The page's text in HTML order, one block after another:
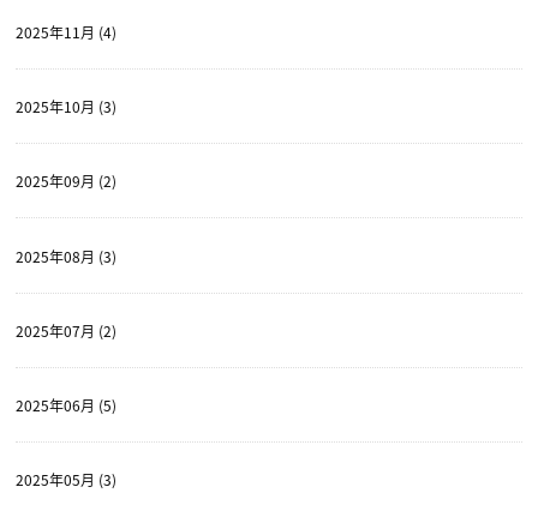
2025年11月 (4)
2025年10月 (3)
2025年09月 (2)
2025年08月 (3)
2025年07月 (2)
2025年06月 (5)
2025年05月 (3)